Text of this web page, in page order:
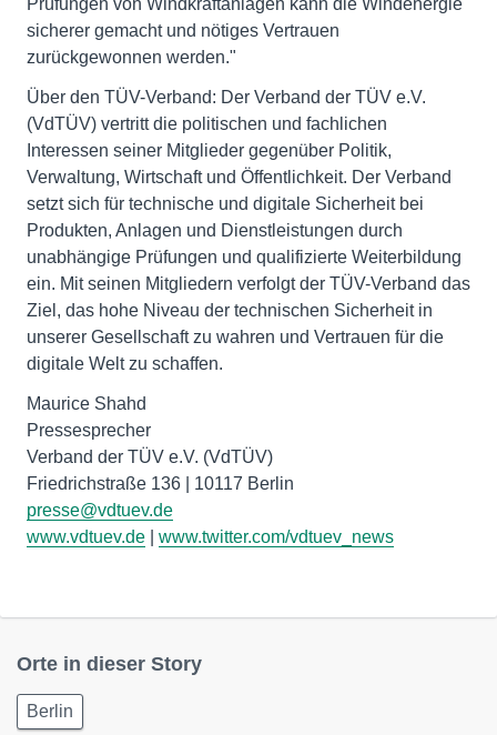
Prüfungen von Windkraftanlagen kann die Windenergie
sicherer gemacht und nötiges Vertrauen
zurückgewonnen werden."
Über den TÜV-Verband: Der Verband der TÜV e.V.
(VdTÜV) vertritt die politischen und fachlichen
Interessen seiner Mitglieder gegenüber Politik,
Verwaltung, Wirtschaft und Öffentlichkeit. Der Verband
setzt sich für technische und digitale Sicherheit bei
Produkten, Anlagen und Dienstleistungen durch
unabhängige Prüfungen und qualifizierte Weiterbildung
ein. Mit seinen Mitgliedern verfolgt der TÜV-Verband das
Ziel, das hohe Niveau der technischen Sicherheit in
unserer Gesellschaft zu wahren und Vertrauen für die
digitale Welt zu schaffen.
Maurice Shahd
Pressesprecher
Verband der TÜV e.V. (VdTÜV)
presse@vdtuev.de
www.vdtuev.de
www.twitter.com/vdtuev_news
Orte in dieser Story
Berlin